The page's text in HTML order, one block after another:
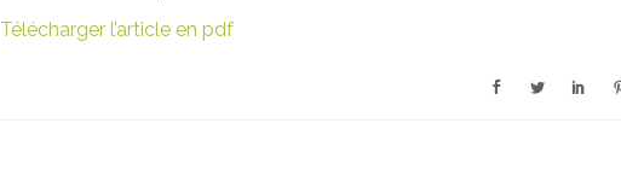
Télécharger l’article en pdf